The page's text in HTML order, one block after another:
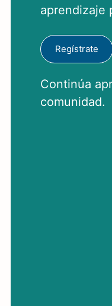
aprendizaje
Regístrate
Continúa
comunidad.